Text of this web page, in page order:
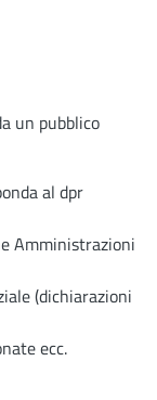
un pubblico
al dpr
Amministrazioni
(dichiarazioni
ecc.